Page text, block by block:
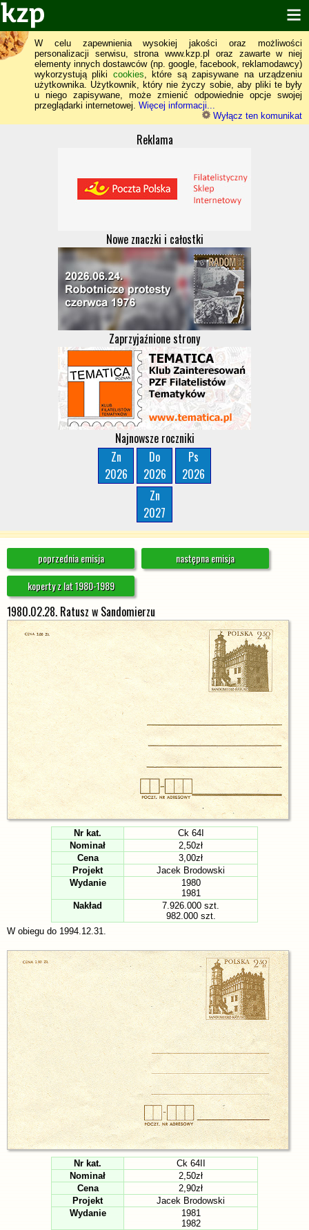
W celu zapewnienia wysokiej jakości oraz możliwości
personalizacji serwisu, strona www.kzp.pl oraz zawarte w niej
elementy innych dostawców (np. google, facebook, reklamodawcy)
wykorzystują pliki cookies, które są zapisywane na urządzeniu
użytkownika. Użytkownik, który nie życzy sobie, aby pliki te były
u niego zapisywane, może zmienić odpowiednie opcje swojej
przeglądarki internetowej. Więcej informacji...
Wyłącz ten komunikat
Reklama
Nowe znaczki i całostki
Zaprzyjaźnione strony
Najnowsze roczniki
Zn
2026
Do
2026
Ps
2026
Zn
2027
poprzednia emisja
następna emisja
koperty z lat 1980-1989
1980.02.28. Ratusz w Sandomierzu
Nr kat.
Ck 64I
Nominał
2,50zł
Cena
3,00zł
Projekt
Jacek Brodowski
Wydanie
1980
1981
Nakład
7.926.000 szt.
982.000 szt.
W obiegu do 1994.12.31.
Nr kat.
Ck 64II
Nominał
2,50zł
Cena
2,90zł
Projekt
Jacek Brodowski
Wydanie
1981
1982